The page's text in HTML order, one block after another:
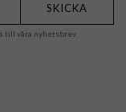
SKICKA
till våra nyhetsbrev.